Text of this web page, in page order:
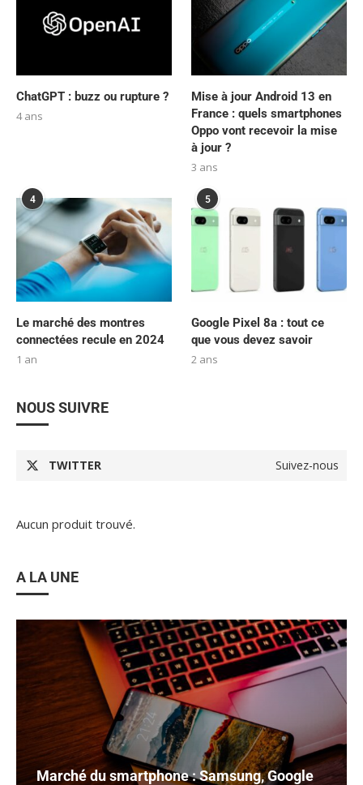
ChatGPT : buzz ou rupture ?
4 ans
Mise à jour Android 13 en
France : quels smartphones
Oppo vont recevoir la mise
à jour ?
3 ans
4
Le marché des montres
connectées recule en 2024
1 an
5
Google Pixel 8a : tout ce
que vous devez savoir
2 ans
NOUS SUIVRE
TWITTER Suivez-nous
Aucun produit trouvé.
A LA UNE
Marché du smartphone : Samsung, Google